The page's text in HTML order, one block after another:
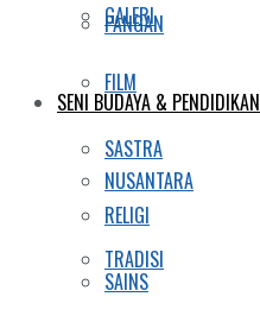
GALERI
FILM
SASTRA
RELIGI
SAINS
PANGAN
SENI BUDAYA & PENDIDIKAN
NUSANTARA
TRADISI